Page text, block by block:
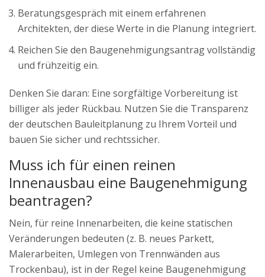
Beratungsgespräch mit einem erfahrenen
Architekten, der diese Werte in die Planung integriert.
Reichen Sie den Baugenehmigungsantrag vollständig
und frühzeitig ein.
Denken Sie daran: Eine sorgfältige Vorbereitung ist
billiger als jeder Rückbau. Nutzen Sie die Transparenz
der deutschen Bauleitplanung zu Ihrem Vorteil und
bauen Sie sicher und rechtssicher.
Muss ich für einen reinen
Innenausbau eine Baugenehmigung
beantragen?
Nein, für reine Innenarbeiten, die keine statischen
Veränderungen bedeuten (z. B. neues Parkett,
Malerarbeiten, Umlegen von Trennwänden aus
Trockenbau), ist in der Regel keine Baugenehmigung